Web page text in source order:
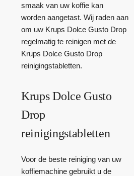
smaak van uw koffie kan
worden aangetast. Wij raden aan
om uw Krups Dolce Gusto Drop
regelmatig te reinigen met de
Krups Dolce Gusto Drop
reinigingstabletten.
Krups Dolce Gusto
Drop
reinigingstabletten
Voor de beste reiniging van uw
koffiemachine gebruikt u de